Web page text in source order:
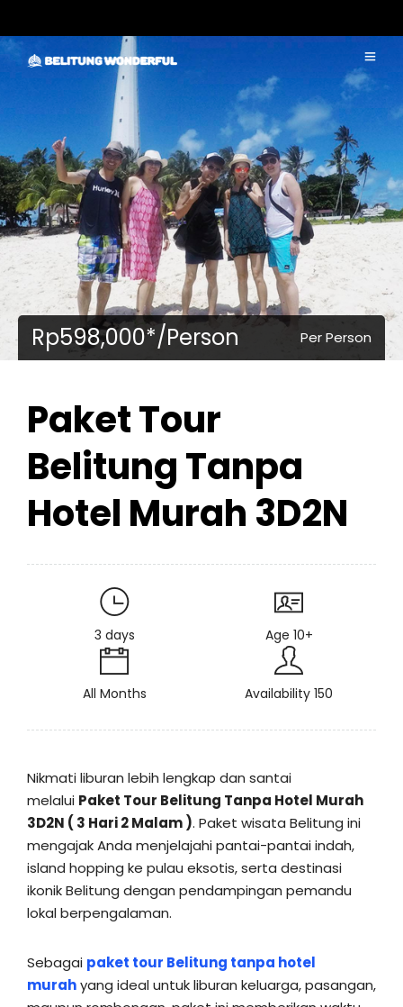
Rp598,000*/Person Per Person
Paket Tour
Belitung Tanpa
Hotel Murah 3D2N
3 days Age 10+
All Months Availability 150
Nikmati liburan lebih lengkap dan santai
melalui Paket Tour Belitung Tanpa Hotel Murah
3D2N ( 3 Hari 2 Malam ). Paket wisata Belitung ini
mengajak Anda menjelajahi pantai-pantai indah,
island hopping ke pulau eksotis, serta destinasi
ikonik Belitung dengan pendampingan pemandu
lokal berpengalaman.
Sebagai paket tour Belitung tanpa hotel
murahyang ideal untuk liburan keluarga, pasangan,